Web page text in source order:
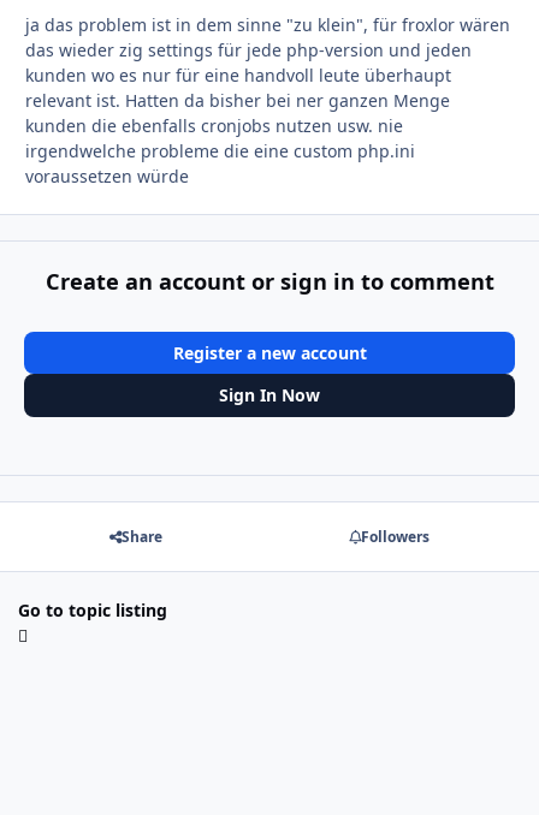
ja das problem ist in dem sinne "zu klein", für froxlor wären
das wieder zig settings für jede php-version und jeden
kunden wo es nur für eine handvoll leute überhaupt
relevant ist. Hatten da bisher bei ner ganzen Menge
kunden die ebenfalls cronjobs nutzen usw. nie
irgendwelche probleme die eine custom php.ini
voraussetzen würde
Create an account or sign in to comment
Register a new account
Sign In Now
Share Followers
Go to topic listing